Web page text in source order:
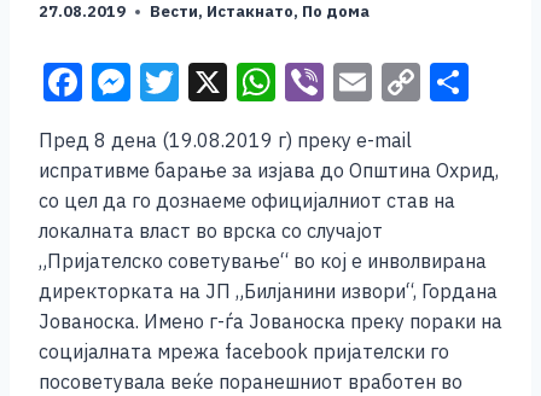
27.08.2019 Вести, Истакнато, По дома
F
a
c
e
b
o
o
k
M
ss
e
n
g
er
T
wi
tt
er
X W
h
at
s
A
p
p
Vi
er
E
m
ai
l
C
p
y
n
k
ar
e
Пред 8 дена (19.08.2019 г) преку e-mail
испративме барање за изјава до Општина Охрид,
со цел да го дознаеме официјалниот став на
локалната власт во врска со случајот
„Пријателско советување“ во кој е инволвирана
директорката на ЈП „Билјанини извори“, Гордана
Јованоска. Имено г-ѓа Јованоска преку пораки на
социјалната мрежа facebook пријателски го
посоветувала веќе поранешниот вработен во